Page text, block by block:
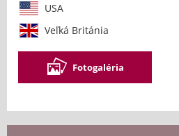
USA
Veľká Británia
Fotogaléria